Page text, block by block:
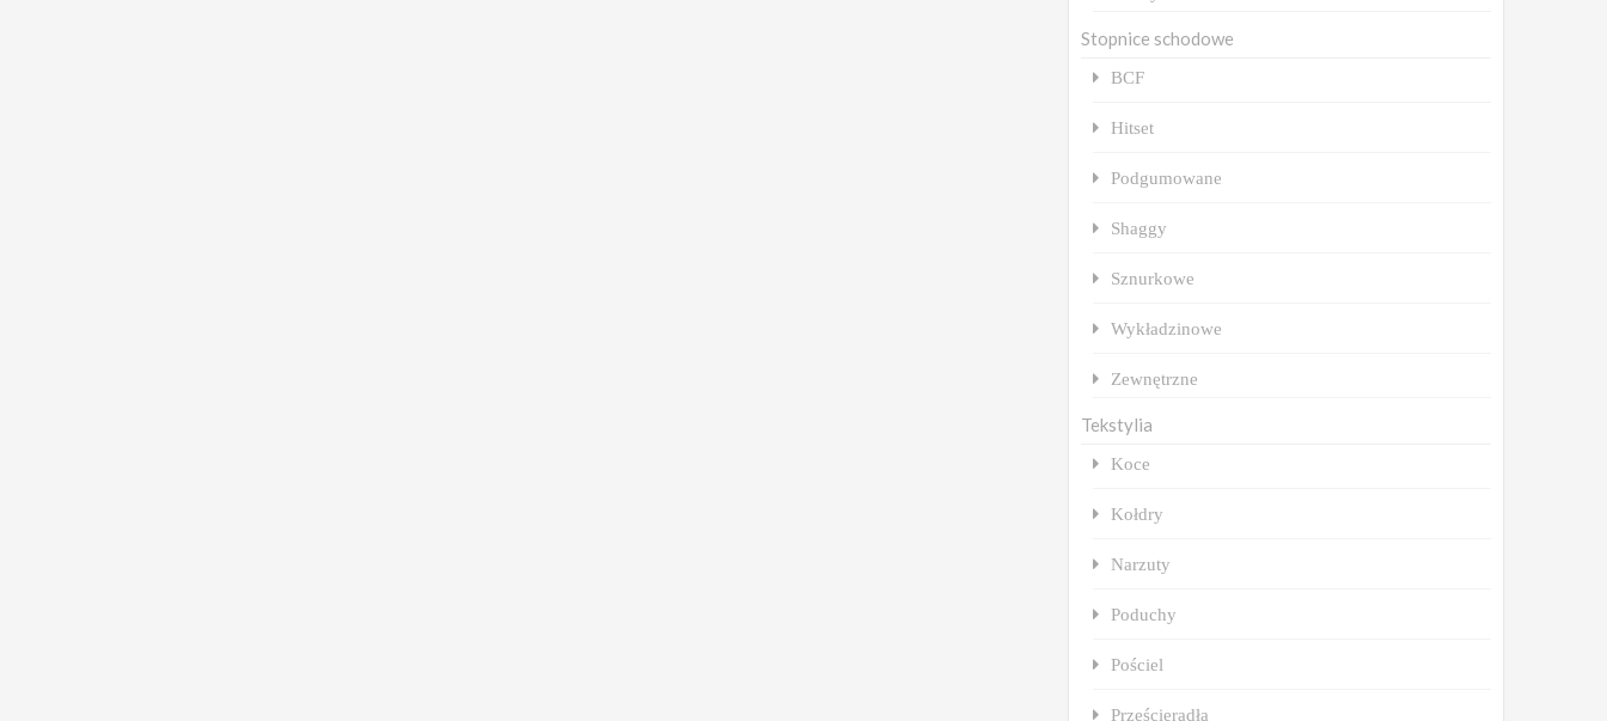
Stopnice schodowe
BCF
Hitset
Podgumowane
Shaggy
Sznurkowe
Wykładzinowe
Zewnętrzne
Tekstylia
Koce
Kołdry
Narzuty
Poduchy
Pościel
Prześcieradła